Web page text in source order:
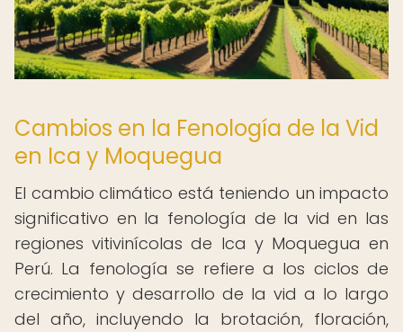
Cambios en la Fenología de la Vid
en Ica y Moquegua
El cambio climático está teniendo un impacto
significativo en la fenología de la vid en las
regiones vitivinícolas de Ica y Moquegua en
Perú. La fenología se refiere a los ciclos de
crecimiento y desarrollo de la vid a lo largo
del año, incluyendo la brotación, floración,